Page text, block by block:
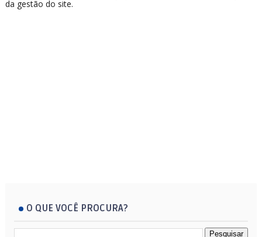
da gestão do site.
O QUE VOCÊ PROCURA?